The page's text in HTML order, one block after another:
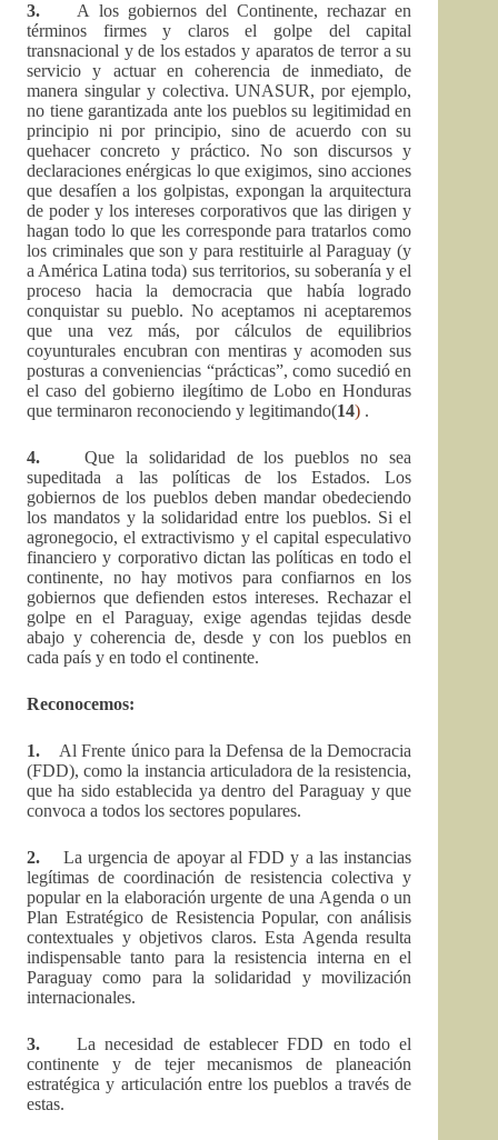
3.
A los gobiernos del Continente, rechazar en
términos firmes y claros el golpe del capital
transnacional y de los estados y aparatos de terror a su
servicio y actuar en coherencia de inmediato, de
manera singular y colectiva. UNASUR, por ejemplo,
no tiene garantizada ante los pueblos su legitimidad en
principio ni por principio, sino de acuerdo con su
quehacer concreto y práctico. No son discursos y
declaraciones enérgicas lo que exigimos, sino acciones
que desafíen a los golpistas, expongan la arquitectura
de poder y los intereses corporativos que las dirigen y
hagan todo lo que les corresponde para tratarlos como
los criminales que son y para restituirle al Paraguay (y
a América Latina toda) sus territorios, su soberanía y el
proceso hacia la democracia que había logrado
conquistar su pueblo. No aceptamos ni aceptaremos
que una vez más, por cálculos de equilibrios
coyunturales encubran con mentiras y acomoden sus
posturas a conveniencias “prácticas”, como sucedió en
el caso del gobierno ilegítimo de Lobo en Honduras
que terminaron reconociendo y legitimando(14) .
4.
Que la solidaridad de los pueblos no sea
supeditada a las políticas de los Estados. Los
gobiernos de los pueblos deben mandar obedeciendo
los mandatos y la solidaridad entre los pueblos. Si el
agronegocio, el extractivismo y el capital especulativo
financiero y corporativo dictan las políticas en todo el
continente, no hay motivos para confiarnos en los
gobiernos que defienden estos intereses. Rechazar el
golpe en el Paraguay, exige agendas tejidas desde
abajo y coherencia de, desde y con los pueblos en
cada país y en todo el continente.
Reconocemos:
1.
Al Frente único para la Defensa de la Democracia
(FDD), como la instancia articuladora de la resistencia,
que ha sido establecida ya dentro del Paraguay y que
convoca a todos los sectores populares.
2.
La urgencia de apoyar al FDD y a las instancias
legítimas de coordinación de resistencia colectiva y
popular en la elaboración urgente de una Agenda o un
Plan Estratégico de Resistencia Popular, con análisis
contextuales y objetivos claros. Esta Agenda resulta
indispensable tanto para la resistencia interna en el
Paraguay como para la solidaridad y movilización
internacionales.
3. La necesidad de establecer FDD en todo el
continente y de tejer mecanismos de planeación
estratégica y articulación entre los pueblos a través de
estas.